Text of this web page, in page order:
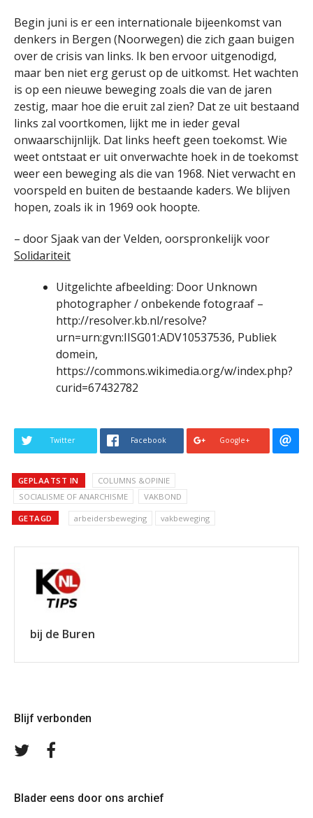
Begin juni is er een internationale bijeenkomst van
denkers in Bergen (Noorwegen) die zich gaan buigen
over de crisis van links. Ik ben ervoor uitgenodigd,
maar ben niet erg gerust op de uitkomst. Het wachten
is op een nieuwe beweging zoals die van de jaren
zestig, maar hoe die eruit zal zien? Dat ze uit bestaand
links zal voortkomen, lijkt me in ieder geval
onwaarschijnlijk. Dat links heeft geen toekomst. Wie
weet ontstaat er uit onverwachte hoek in de toekomst
weer een beweging als die van 1968. Niet verwacht en
voorspeld en buiten de bestaande kaders. We blijven
hopen, zoals ik in 1969 ook hoopte.
– door Sjaak van der Velden, oorspronkelijk voor
Solidariteit
Uitgelichte afbeelding: Door Unknown
photographer / onbekende fotograaf –
http://resolver.kb.nl/resolve?
urn=urn:gvn:IISG01:ADV10537536, Publiek
domein,
https://commons.wikimedia.org/w/index.php?
curid=67432782
Twitter Facebook Google+
GEPLAATST IN
COLUMNS &OPINIE
SOCIALISME OF ANARCHISME
VAKBOND
GETAGD arbeidersbeweging vakbeweging
bij de Buren
Blijf verbonden
Volg
Blader eens door ons archief